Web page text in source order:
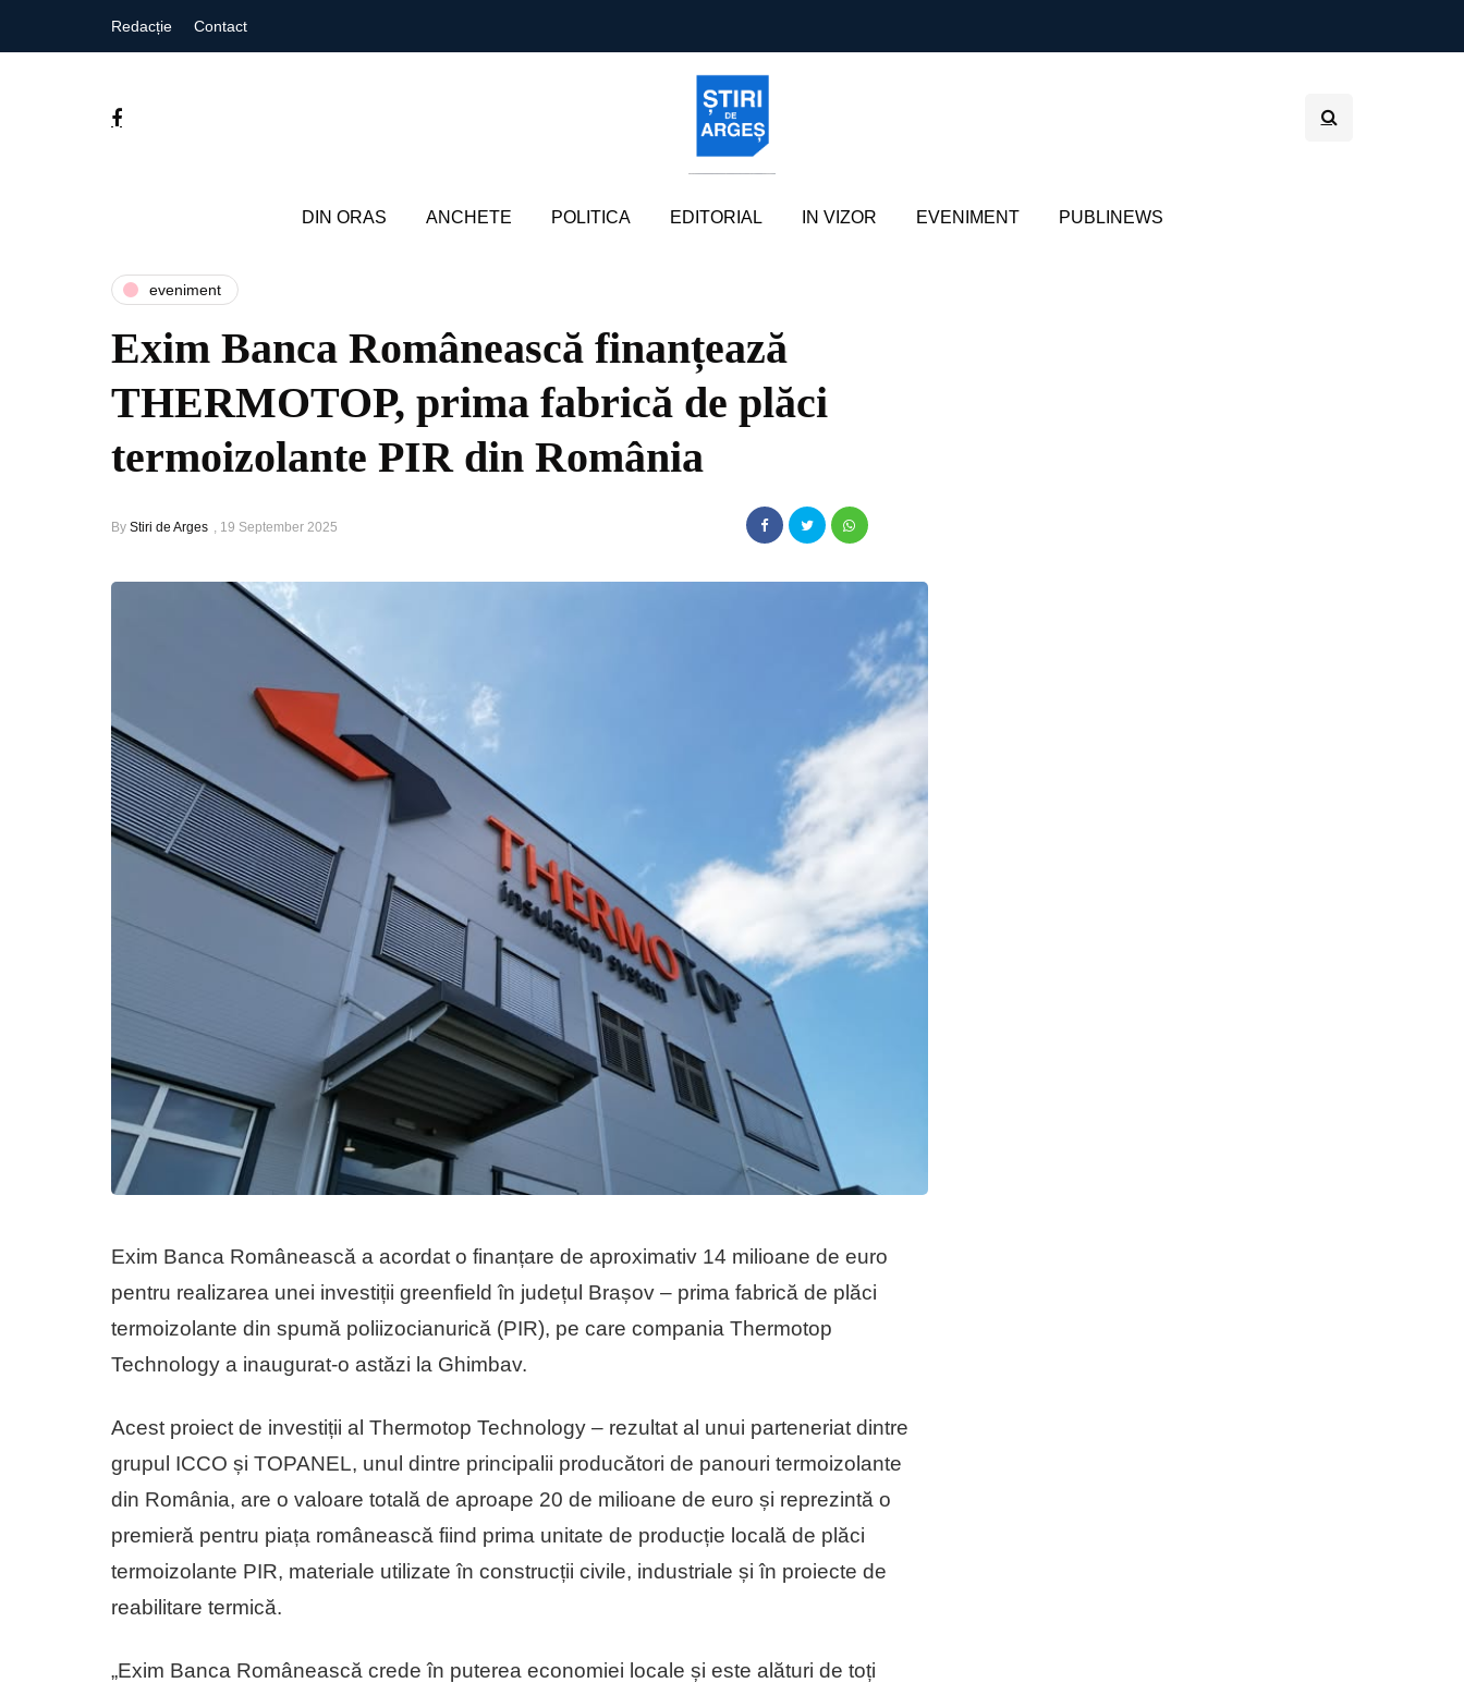
Redacție Contact
DIN ORAS ANCHETE POLITICA EDITORIAL IN VIZOR EVENIMENT PUBLINEWS
eveniment
Exim Banca Românească finanțează
THERMOTOP, prima fabrică de plăci
termoizolante PIR din România
By Stiri de Arges , 19 September 2025
Exim Banca Românească a acordat o finanțare de aproximativ 14 milioane de euro
pentru realizarea unei investiții greenfield în județul Brașov – prima fabrică de plăci
termoizolante din spumă poliizocianurică (PIR), pe care compania Thermotop
Technology a inaugurat-o astăzi la Ghimbav.
Acest proiect de investiții al Thermotop Technology – rezultat al unui parteneriat dintre
grupul ICCO și TOPANEL, unul dintre principalii producători de panouri termoizolante
din România, are o valoare totală de aproape 20 de milioane de euro și reprezintă o
premieră pentru piața românească fiind prima unitate de producție locală de plăci
termoizolante PIR, materiale utilizate în construcții civile, industriale și în proiecte de
reabilitare termică.
„Exim Banca Românească crede în puterea economiei locale și este alături de toți